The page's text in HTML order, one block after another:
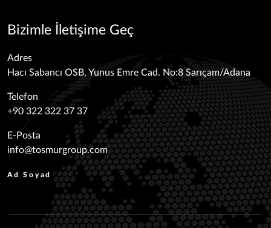
Bizimle İletişime Geç
Adres
Hacı Sabancı OSB, Yunus Emre Cad. No:8 Sarıçam/Adana
Telefon
+90 322 322 37 37
E-Posta
info@tosmurgroup.com
Ad Soyad